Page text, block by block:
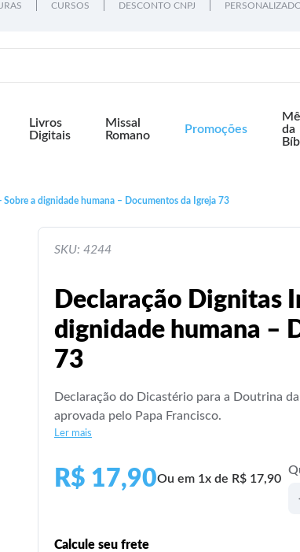
CURSOS DESCONTO CNPJ
Livros
Digitais
Missal
Romano
Promoções
da
Sobre a dignidade humana – Documentos da Igreja 73
SKU: 4244
Declaração Dignitas
dignidade humana –
73
Declaração do Dicastério para a Doutrina
aprovada pelo Papa Francisco.
Ler mais
R$ 17,90Ou em 1x de R$ 17,90
Calcule seu frete